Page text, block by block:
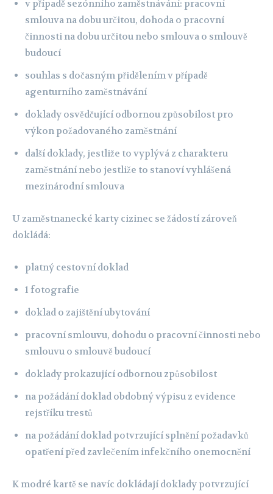
v případě sezónního zaměstnávání: pracovní
smlouva na dobu určitou, dohoda o pracovní
činnosti na dobu určitou nebo smlouva o smlouvě
budoucí
souhlas s dočasným přidělením v případě
agenturního zaměstnávání
doklady osvědčující odbornou způsobilost pro
výkon požadovaného zaměstnání
další doklady, jestliže to vyplývá z charakteru
zaměstnání nebo jestliže to stanoví vyhlášená
mezinárodní smlouva
U zaměstnanecké karty cizinec se žádostí zároveň
dokládá:
platný cestovní doklad
1 fotografie
doklad o zajištění ubytování
pracovní smlouvu, dohodu o pracovní činnosti nebo
smlouvu o smlouvě budoucí
doklady prokazující odbornou způsobilost
na požádání doklad obdobný výpisu z evidence
rejstříku trestů
na požádání doklad potvrzující splnění požadavků
opatření před zavlečením infekčního onemocnění
K modré kartě se navíc dokládají doklady potvrzující